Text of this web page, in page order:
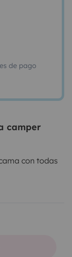
de pago
camper
con todas